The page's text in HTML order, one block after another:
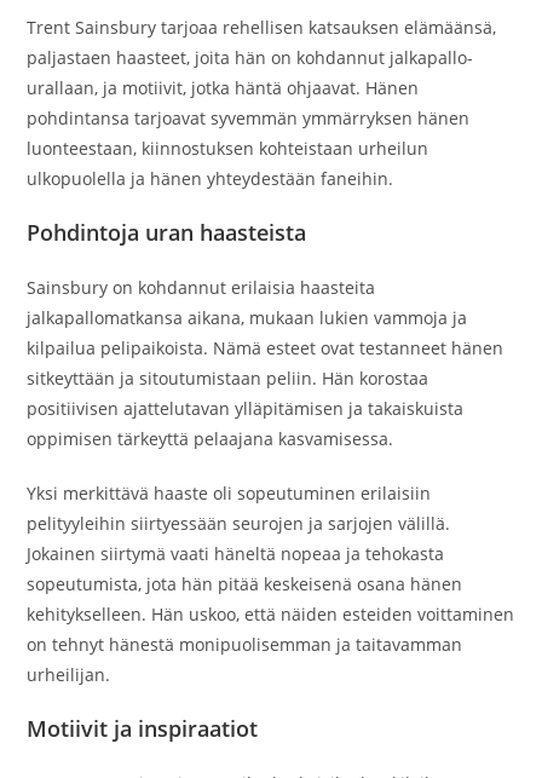
Trent Sainsbury tarjoaa rehellisen katsauksen elämäänsä,
paljastaen haasteet, joita hän on kohdannut jalkapallo-
urallaan, ja motiivit, jotka häntä ohjaavat. Hänen
pohdintansa tarjoavat syvemmän ymmärryksen hänen
luonteestaan, kiinnostuksen kohteistaan urheilun
ulkopuolella ja hänen yhteydestään faneihin.
Pohdintoja uran haasteista
Sainsbury on kohdannut erilaisia haasteita
jalkapallomatkansa aikana, mukaan lukien vammoja ja
kilpailua pelipaikoista. Nämä esteet ovat testanneet hänen
sitkeyttään ja sitoutumistaan peliin. Hän korostaa
positiivisen ajattelutavan ylläpitämisen ja takaiskuista
oppimisen tärkeyttä pelaajana kasvamisessa.
Yksi merkittävä haaste oli sopeutuminen erilaisiin
pelityyleihin siirtyessään seurojen ja sarjojen välillä.
Jokainen siirtymä vaati häneltä nopeaa ja tehokasta
sopeutumista, jota hän pitää keskeisenä osana hänen
kehitykselleen. Hän uskoo, että näiden esteiden voittaminen
on tehnyt hänestä monipuolisemman ja taitavamman
urheilijan.
Motiivit ja inspiraatiot